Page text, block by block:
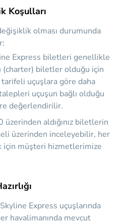
Koşulları
olması durumunda
Express biletleri genellikle
(charter) biletler olduğu için
uçuşlara göre daha
uçuşun bağlı olduğu
değerlendirilir.
üzerinden aldığınız biletlerin
üzerinden inceleyebilir, her
müşteri hizmetlerimize
Skyline Express uçuşlarında
havalimanında mevcut